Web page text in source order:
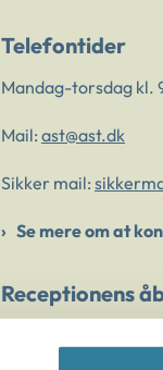
Telefontider
Mandag-torsdag kl.
Mail: ast@ast.dk
Sikker mail:
Se mere om at
Receptionens